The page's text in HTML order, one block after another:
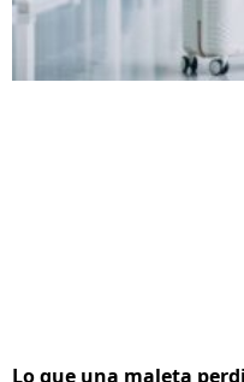
Lo que una maleta